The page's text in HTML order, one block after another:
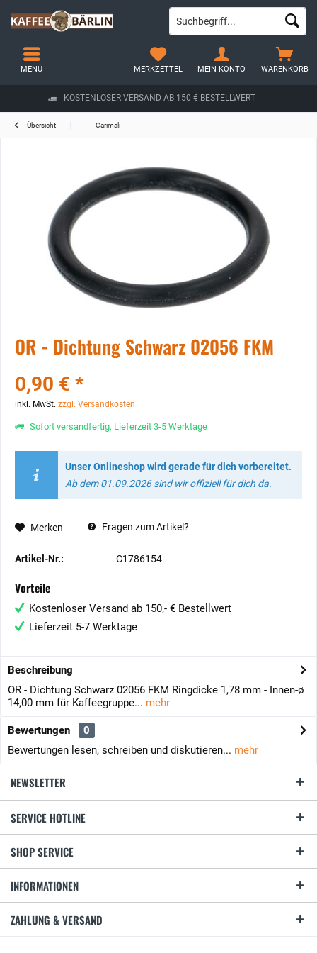
KOSTENLOSER VERSAND AB 150 € BESTELLWERT
WARENKORB
MERKZETTEL MEIN KONTO
MENÜ
Übersicht Carimali
OR - Dichtung Schwarz 02056 FKM
0,90 € *
inkl. MwSt. zzgl. Versandkosten
Sofort versandfertig, Lieferzeit 3-5 Werktage
Unser Onlineshop wird gerade für dich vorbereitet.
Ab dem 01.09.2026 sind wir offiziell für dich da.
Merken Fragen zum Artikel?
Artikel-Nr.: C1786154
Vorteile
Kostenloser Versand ab 150,- € Bestellwert
Lieferzeit 5-7 Werktage
Beschreibung
OR - Dichtung Schwarz 02056 FKM Ringdicke 1,78 mm - Innen-ø
14,00 mm für Kaffeegruppe... mehr
Bewertungen
0
Bewertungen lesen, schreiben und diskutieren... mehr
NEWSLETTER
SERVICE HOTLINE
SHOP SERVICE
INFORMATIONEN
ZAHLUNG & VERSAND